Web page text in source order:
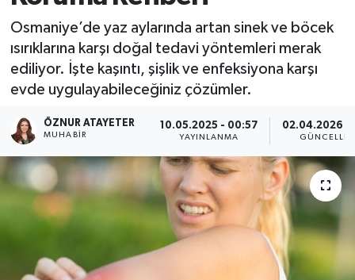
Osmaniye’de yaz aylarında artan sinek ve böcek
ısırıklarına karşı doğal tedavi yöntemleri merak
ediliyor. İşte kaşıntı, şişlik ve enfeksiyona karşı
evde uygulayabileceğiniz çözümler.
ÖZNUR ATAYETER
MUHABIR
10.05.2025 - 00:57
YAYINLANMA
02.04.2026 -